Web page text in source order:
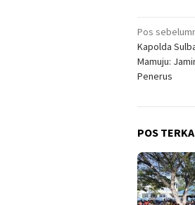
pos
Pos
Kapolda
Mamuju:
Penerus
POS